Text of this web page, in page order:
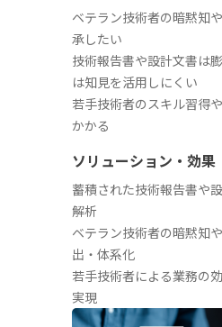
ベテラン技術者の暗黙知
承したい
技術報告書や設計文書は
は知見を活用しにくい
若手技術者のスキル習得
かかる
ソリューション・効果
蓄積された技術報告書や
解析
ベテラン技術者の暗黙知
出・体系化
若手技術者による業務の
実現